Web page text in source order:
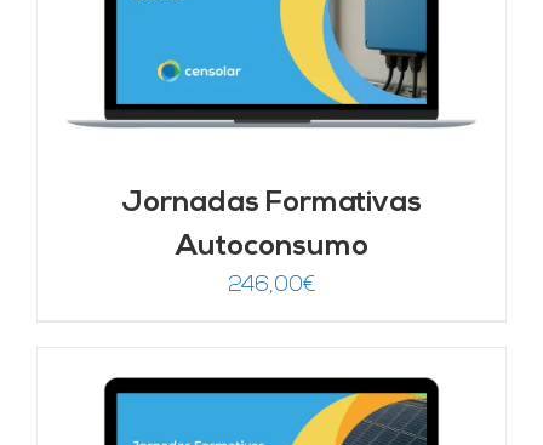
Jornadas Formativas
Autoconsumo
246,00€